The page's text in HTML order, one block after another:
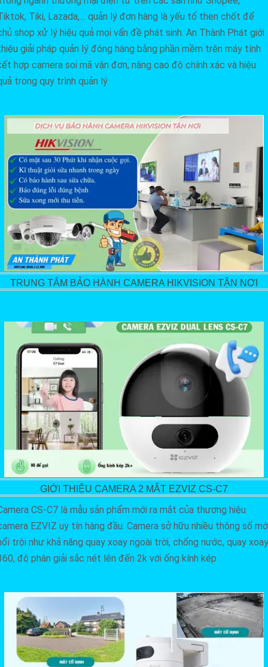
Tiki, Lazada,… quản lý đơn hàng là yếu tố then chốt để
shop xử lý hiệu quả mọi vấn đề phát sinh. An Thành Phát giới
giải pháp quản lý đóng hàng bằng phần mềm trên máy tính
hợp camera soi mã vận đơn, nâng cao độ chính xác và hiệu
trong quy trình quản lý
TRUNG TÂM BẢO HÀNH CAMERA HIKVISION TẬN NƠI
GIỚI THIỆU CAMERA 2 MẮT EZVIZ CS-C7
CS-C7 là mẫu sản phẩm mới ra mắt của thương hiệu
EZVIZ uy tín hàng đầu. Camera sở hữu nhiều thông số
trội như khả năng quay xoay ngoài trời, chống nước, quay xoay
độ phân giải sắc nét lên đến 2k với ống kính kép